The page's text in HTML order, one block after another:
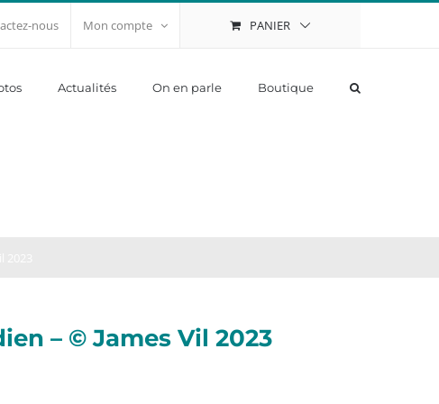
nous Mon compte PANIER
Actualités On en parle Boutique
– © James Vil 2023